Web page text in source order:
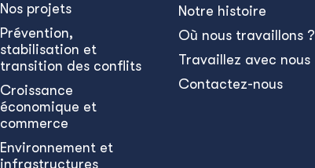
Nos projets
Prévention,
stabilisation et
transition des conflits
Croissance
économique et
commerce
Environnement et
infrastructures
Notre histoire
Où nous travaillons ?
Travaillez avec nous
Contactez-nous